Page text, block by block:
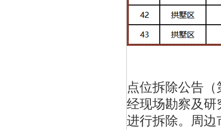
点位拆除公告
经现场勘察及研
进行拆除。周